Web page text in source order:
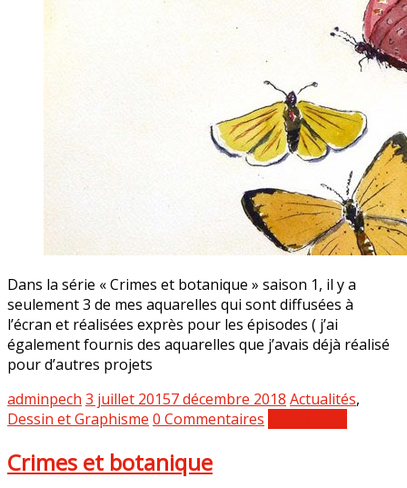
Dans la série « Crimes et botanique » saison 1, il y a
seulement 3 de mes aquarelles qui sont diffusées à
l’écran et réalisées exprès pour les épisodes ( j’ai
également fournis des aquarelles que j’avais déjà réalisé
pour d’autres projets
adminpech 3 juillet 20157 décembre 2018 Actualités,
Dessin et Graphisme 0 Commentaires
Crimes et botanique